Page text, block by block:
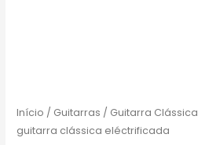
Início / Guitarras / Guitarra Clássica
guitarra clássica eléctrificada